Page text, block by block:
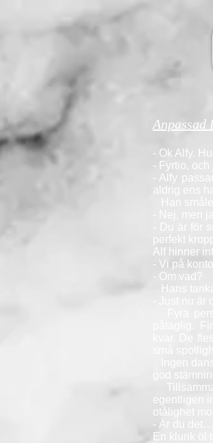
Anpassad
- Ok Alfy.
- Fyrtio, och
- Alfy
aldrig ens
Han
- Nej, men
- Du är för
perfekt
Alf hinner
- Vi på
- Om vad?
Hans
- Just nu
Fyra
påtaglig.
kvar. De
små
Ingen
god
egentligen
otålighet
- Är du det…
En klunk öl